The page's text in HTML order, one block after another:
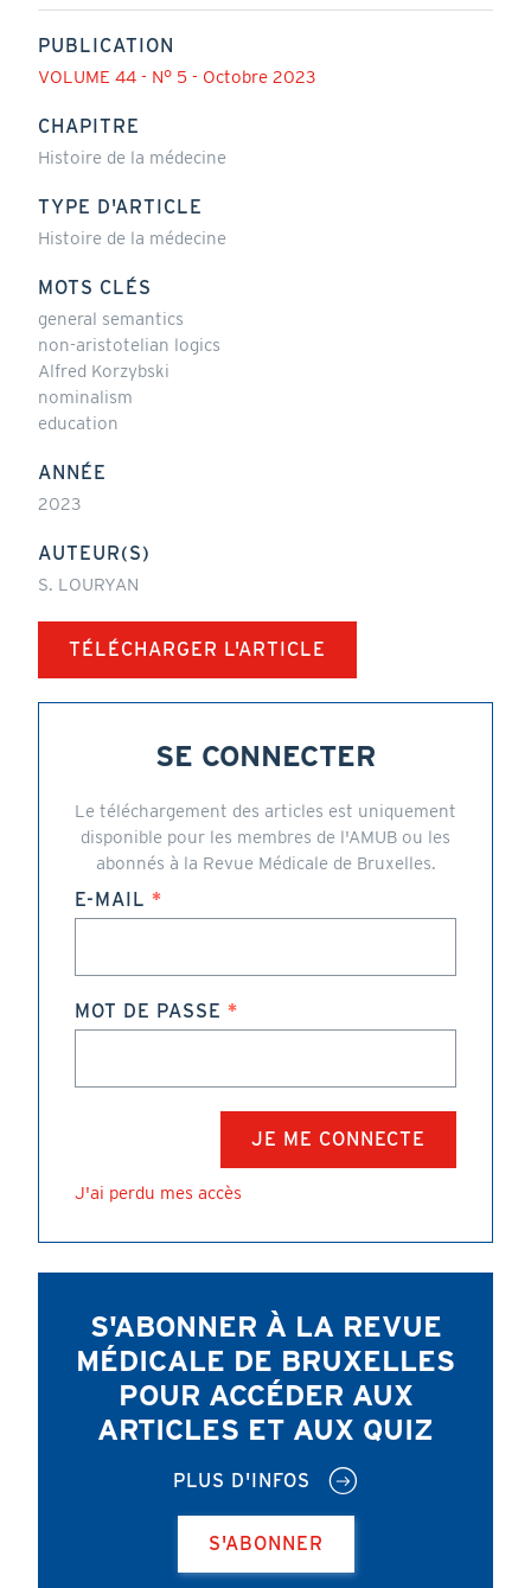
PUBLICATION
VOLUME 44 - N° 5 - Octobre 2023
CHAPITRE
Histoire de la médecine
TYPE D'ARTICLE
Histoire de la médecine
MOTS CLÉS
general semantics
non-aristotelian logics
Alfred Korzybski
nominalism
education
ANNÉE
2023
AUTEUR(S)
S. LOURYAN
TÉLÉCHARGER L'ARTICLE
SE CONNECTER
Le téléchargement des articles est uniquement
disponible pour les membres de l'AMUB ou les
abonnés à la Revue Médicale de Bruxelles.
E-MAIL
MOT DE PASSE
J'ai perdu mes accès
S'ABONNER À LA REVUE
MÉDICALE DE BRUXELLES
POUR ACCÉDER AUX
ARTICLES ET AUX QUIZ
PLUS D'INFOS
S'ABONNER